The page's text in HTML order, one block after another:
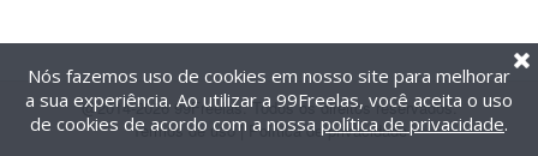
@2014-2026 99Freelas. Todos os direitos reservados.
Termos de uso| Política de privacidade
Nós fazemos uso de cookies em nosso site para melhorar
a sua experiência. Ao utilizar a 99Freelas, você aceita o uso
de cookies de acordo com a nossa política de privacidade.